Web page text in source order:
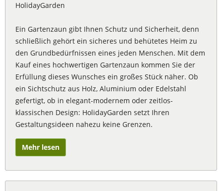
HolidayGarden
Ein Gartenzaun gibt Ihnen Schutz und Sicherheit, denn
schließlich gehört ein sicheres und behütetes Heim zu
den Grundbedürfnissen eines jeden Menschen. Mit dem
Kauf eines hochwertigen Gartenzaun kommen Sie der
Erfüllung dieses Wunsches ein großes Stück näher. Ob
ein Sichtschutz aus Holz, Aluminium oder Edelstahl
gefertigt, ob in elegant-modernem oder zeitlos-
klassischen Design: HolidayGarden setzt Ihren
Gestaltungsideen nahezu keine Grenzen.
Mehr lesen